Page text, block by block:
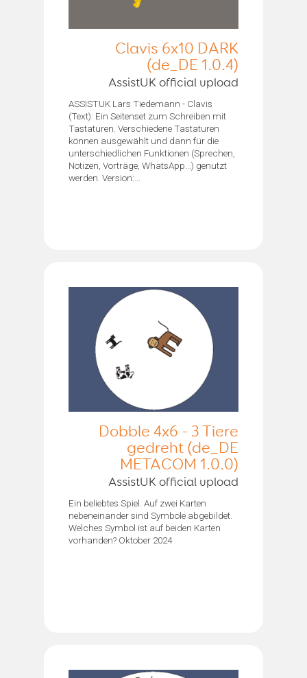
Clavis 6x10 DARK
(de_DE 1.0.4)
AssistUK official upload
ASSISTUK Lars Tiedemann - Clavis
(Text): Ein Seitenset zum Schreiben mit
Tastaturen. Verschiedene Tastaturen
können ausgewählt und dann für die
unterschiedlichen Funktionen (Sprechen,
Notizen, Vorträge, WhatsApp...) genutzt
werden. Version:...
Dobble 4x6 - 3 Tiere
gedreht (de_DE
METACOM 1.0.0)
AssistUK official upload
Ein beliebtes Spiel. Auf zwei Karten
nebeneinander sind Symbole abgebildet.
Welches Symbol ist auf beiden Karten
vorhanden? Oktober 2024